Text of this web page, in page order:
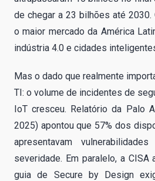
de chegar a 23 bilhões até 2030.
o maior mercado da América
indústria 4.0 e cidades
Mas o dado que realmente
TI: o volume de incidentes de
IoT cresceu. Relatório da Palo
2025) apontou que 57% dos
apresentavam
severidade. Em paralelo, a
guia de Secure by Design